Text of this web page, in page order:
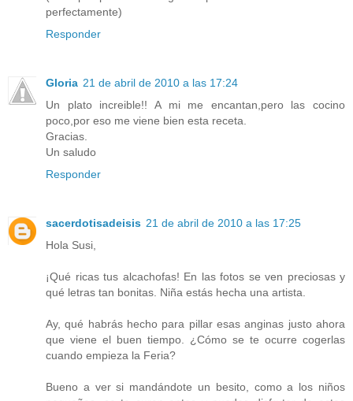
perfectamente)
Responder
Gloria 21 de abril de 2010 a las 17:24
Un plato increible!! A mi me encantan,pero las cocino
poco,por eso me viene bien esta receta.
Gracias.
Un saludo
Responder
sacerdotisadeisis 21 de abril de 2010 a las 17:25
Hola Susi,
¡Qué ricas tus alcachofas! En las fotos se ven preciosas y
qué letras tan bonitas. Niña estás hecha una artista.
Ay, qué habrás hecho para pillar esas anginas justo ahora
que viene el buen tiempo. ¿Cómo se te ocurre cogerlas
cuando empieza la Feria?
Bueno a ver si mandándote un besito, como a los niños